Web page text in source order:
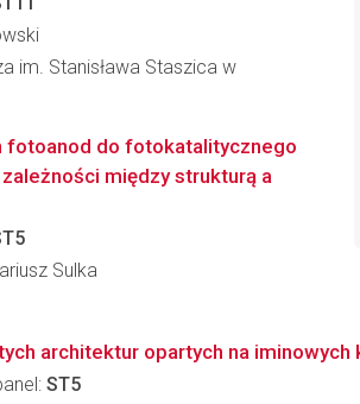
im. Stanisława Staszica w
fotoanod do fotokatalitycznego
między strukturą a
Sulka
architektur opartych na
ST5